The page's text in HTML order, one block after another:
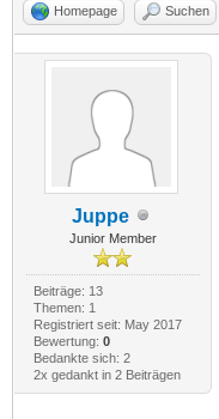
Homepage Suchen
Juppe
Junior Member
Beiträge: 13
Themen: 1
Registriert seit: May 2017
Bewertung: 0
Bedankte sich: 2
2x gedankt in 2 Beiträgen